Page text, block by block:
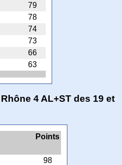
79
78
74
73
66
63
4 AL+ST des 19 et
Points
98